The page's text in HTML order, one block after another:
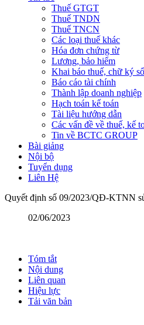
Thuế GTGT
Thuế TNDN
Thuế TNCN
Các loại thuế khác
Hóa đơn chứng từ
Lương, bảo hiểm
Khai báo thuế, chữ ký số
Báo cáo tài chính
Thành lập doanh nghiệp
Hạch toán kế toán
Tài liệu hướng dẫn
Các vấn đề về thuế, kế
Tin về BCTC GROUP
Bài giảng
Nội bộ
Tuyển dụng
Liên Hệ
Quyết định số 09/2023/QĐ-KTNN
02/06/2023
Tóm tắt
Nội dung
Liên quan
Hiệu lực
Tải văn bản